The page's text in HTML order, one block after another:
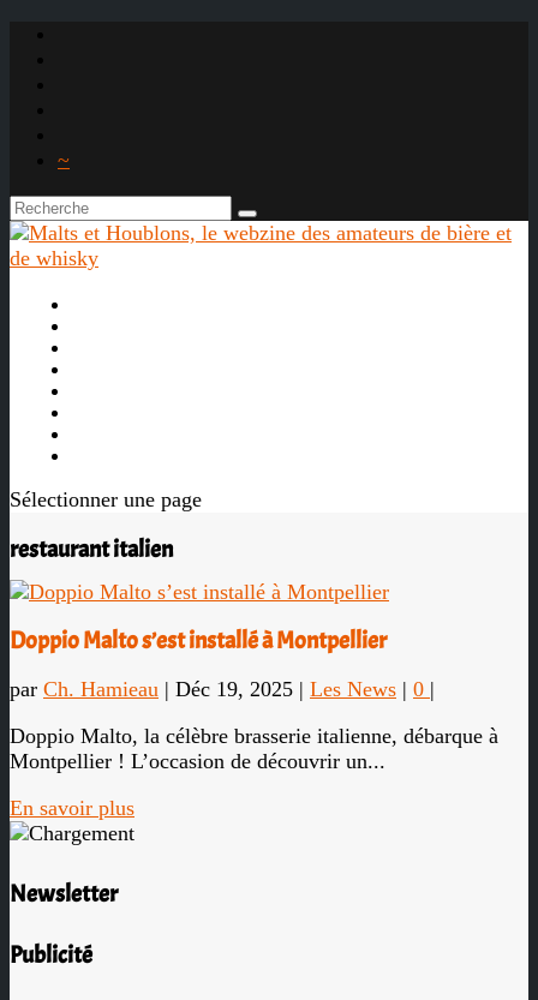
~
Sélectionner une page
restaurant italien
Doppio Malto s’est installé à Montpellier
par Ch. Hamieau | Déc 19, 2025 | Les News | 0 |
Doppio Malto, la célèbre brasserie italienne, débarque à
Montpellier ! L’occasion de découvrir un...
En savoir plus
Newsletter
Publicité